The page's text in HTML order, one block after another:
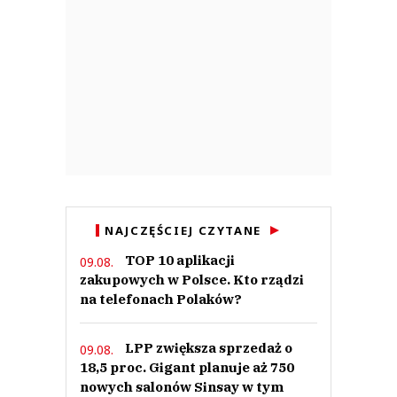
This comment was minimized by the moderator on the site
Witajcie w Amber Gold 2 cały ten biznes to jedna piramida. Współczuję
inwestorom ale z drugiej strony inwestorzy sprawdzają firmy w które
inwestują a nie wierzą w show na insta i Fb .
0
0
NAJCZĘŚCIEJ CZYTANE
09.08.
TOP 10 aplikacji
zakupowych w Polsce. Kto rządzi
na telefonach Polaków?
09.08.
LPP zwiększa sprzedaż o
18,5 proc. Gigant planuje aż 750
nowych salonów Sinsay w tym